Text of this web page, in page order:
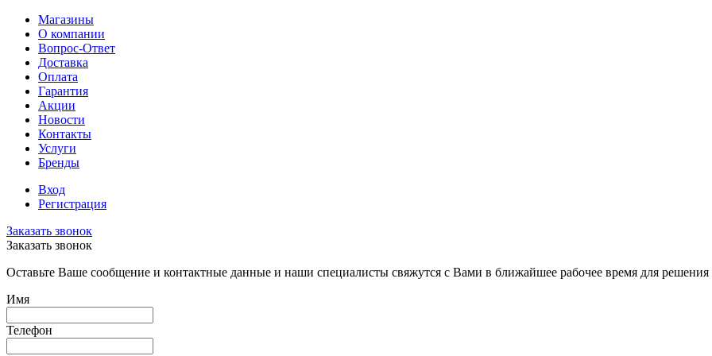
Магазины
О компании
Вопрос-Ответ
Доставка
Оплата
Гарантия
Акции
Новости
Контакты
Услуги
Бренды
Вход
Регистрация
Заказать звонок
Заказать звонок
Оставьте Ваше сообщение и контактные данные и наши специалисты свяжутся с Вами в ближайшее рабочее время для
Имя
Телефон